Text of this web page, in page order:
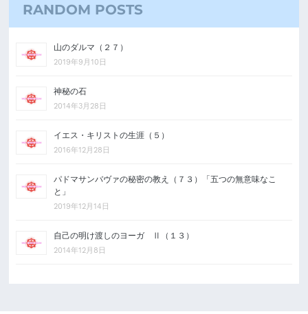
RANDOM POSTS
山のダルマ（２７）
2019年9月10日
神秘の石
2014年3月28日
イエス・キリストの生涯（５）
2016年12月28日
パドマサンバヴァの秘密の教え（７３）「五つの無意味なこ
と」
2019年12月14日
自己の明け渡しのヨーガ Ⅱ（１３）
2014年12月8日